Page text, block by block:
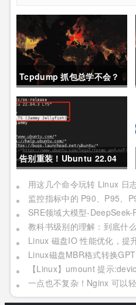
Tcpdump 抓包总学不会？
这篇保姆级教程，今天可以
拿下！
告别重装！Ubuntu 22.04
直升24.04教程，零数据丢
失的终极方案
用这几个命令玩转 Linux 日
Linux 磁盘IO 性能优化，提
Linux磁盘MBR格式转换GPT